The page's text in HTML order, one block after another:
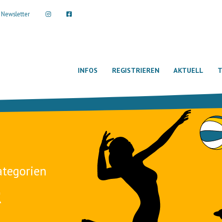
Newsletter
INFOS REGISTRIEREN AKTUELL